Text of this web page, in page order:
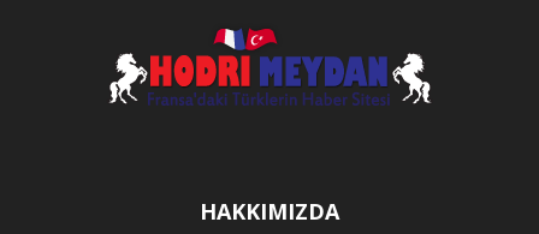
HAKKIMIZDA